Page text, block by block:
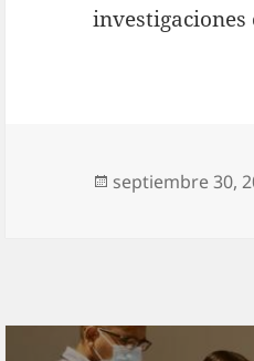
Publicado
septiembre 30,
Navegación